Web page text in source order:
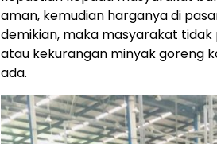
aman, kemudian harganya di
demikian, maka masyarakat
atau kekurangan minyak goreng
ada.